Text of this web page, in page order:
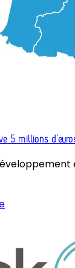
5 millions